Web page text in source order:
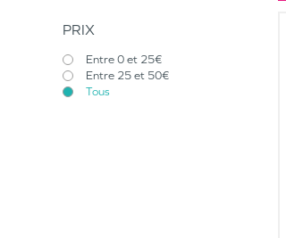
PRIX
Entre 0 et 25€
Entre 25 et 50€
Tous